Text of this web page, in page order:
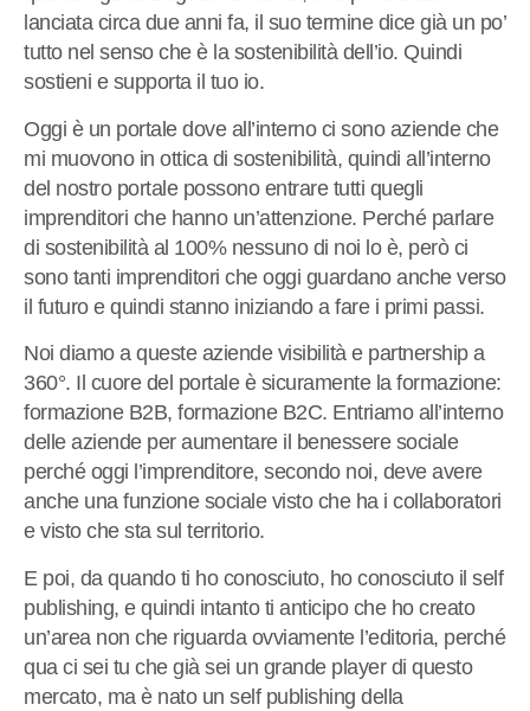
lanciata circa due anni fa, il suo termine dice già un po’
tutto nel senso che è la sostenibilità dell’io. Quindi
sostieni e supporta il tuo io.
Oggi è un portale dove all’interno ci sono aziende che
mi muovono in ottica di sostenibilità, quindi all’interno
del nostro portale possono entrare tutti quegli
imprenditori che hanno un’attenzione. Perché parlare
di sostenibilità al 100% nessuno di noi lo è, però ci
sono tanti imprenditori che oggi guardano anche verso
il futuro e quindi stanno iniziando a fare i primi passi.
Noi diamo a queste aziende visibilità e partnership a
360°. Il cuore del portale è sicuramente la formazione:
formazione B2B, formazione B2C. Entriamo all’interno
delle aziende per aumentare il benessere sociale
perché oggi l’imprenditore, secondo noi, deve avere
anche una funzione sociale visto che ha i collaboratori
e visto che sta sul territorio.
E poi, da quando ti ho conosciuto, ho conosciuto il self
publishing, e quindi intanto ti anticipo che ho creato
un’area non che riguarda ovviamente l’editoria, perché
qua ci sei tu che già sei un grande player di questo
mercato, ma è nato un self publishing della